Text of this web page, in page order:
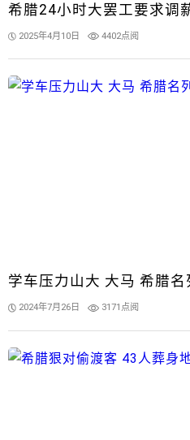
希腊24小时大罢工要求调
2025年4月10日 4402点阅
学车压力山大 大马 希腊名
2024年7月26日 3171点阅